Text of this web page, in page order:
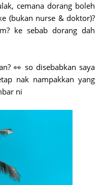
cemana dorang boleh
(bukan nurse & doktor)?
ke sebab dorang dah
👀 so disebabkan saya
nak nampakkan yang
ni